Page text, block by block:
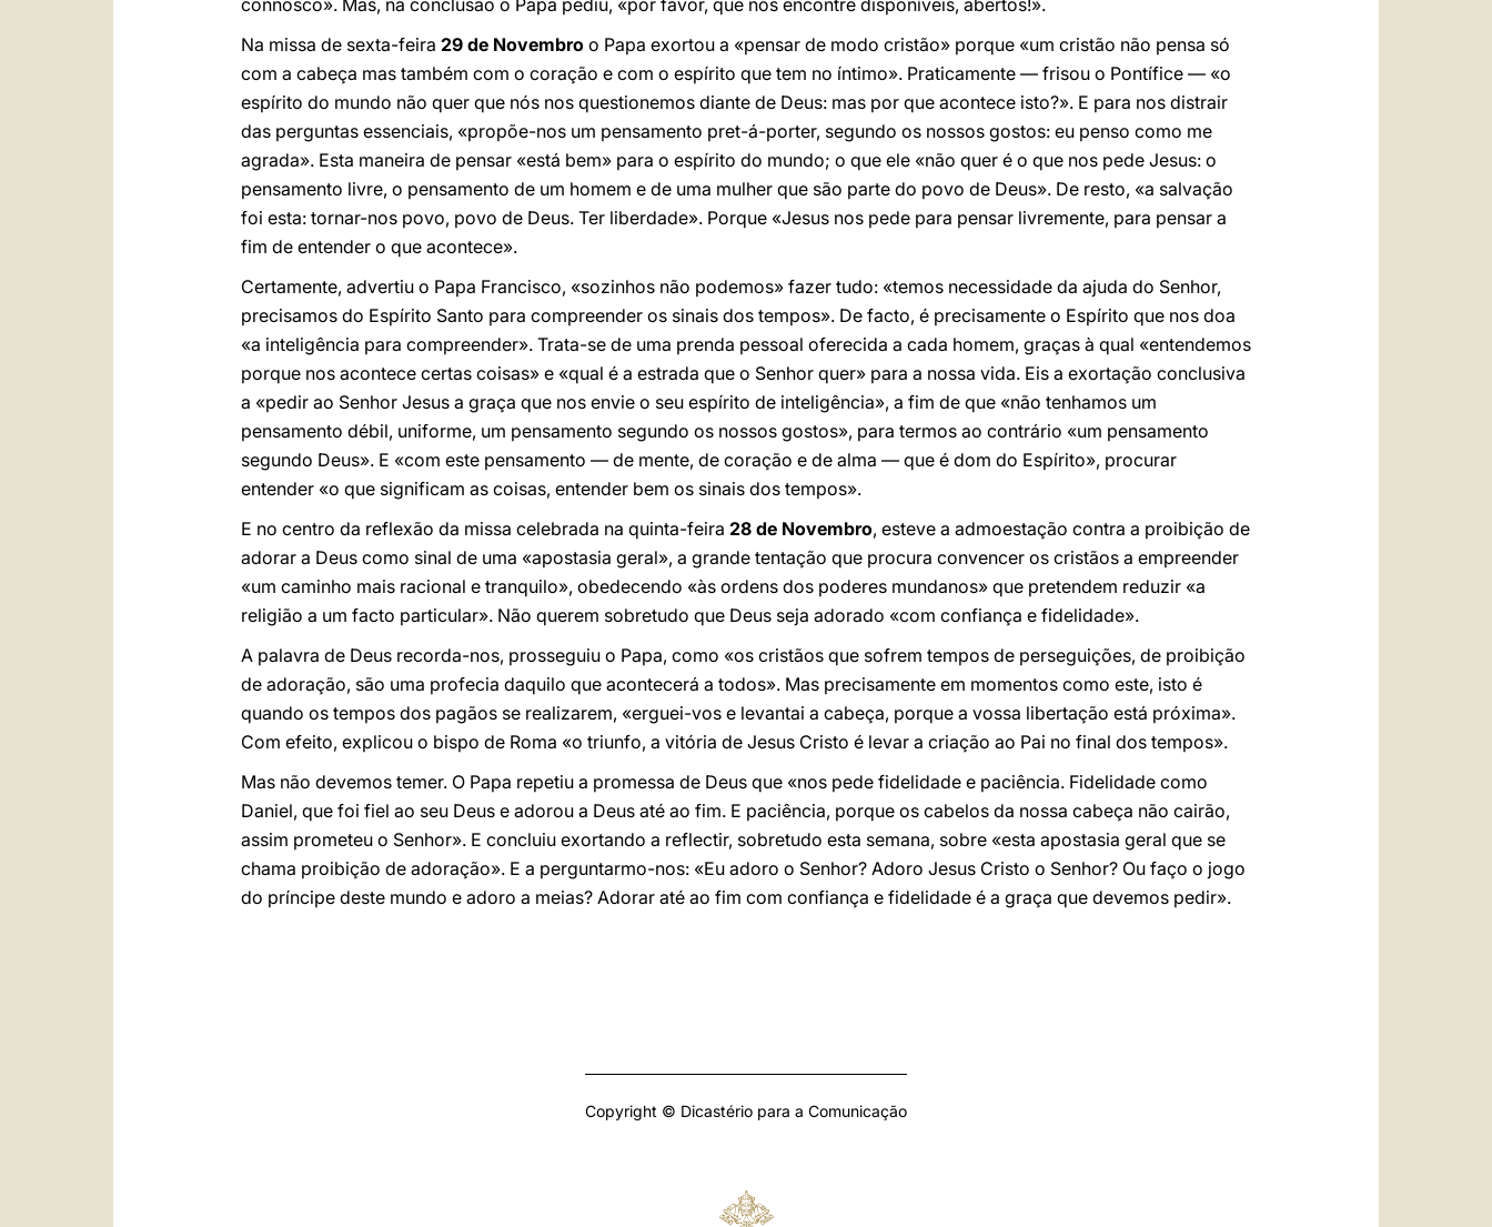
connosco». Mas, na conclusão o Papa pediu, «por favor, que nos encontre disponíveis, abertos!».
Na missa de sexta-feira 29 de Novembro o Papa exortou a «pensar de modo cristão» porque «um cristão não pensa só
com a cabeça mas também com o coração e com o espírito que tem no íntimo». Praticamente — frisou o Pontífice — «o
espírito do mundo não quer que nós nos questionemos diante de Deus: mas por que acontece isto?». E para nos distrair
das perguntas essenciais, «propõe-nos um pensamento pret-á-porter, segundo os nossos gostos: eu penso como me
agrada». Esta maneira de pensar «está bem» para o espírito do mundo; o que ele «não quer é o que nos pede Jesus: o
pensamento livre, o pensamento de um homem e de uma mulher que são parte do povo de Deus». De resto, «a salvação
foi esta: tornar-nos povo, povo de Deus. Ter liberdade». Porque «Jesus nos pede para pensar livremente, para pensar a
fim de entender o que acontece».
Certamente, advertiu o Papa Francisco, «sozinhos não podemos» fazer tudo: «temos necessidade da ajuda do Senhor,
precisamos do Espírito Santo para compreender os sinais dos tempos». De facto, é precisamente o Espírito que nos doa
«a inteligência para compreender». Trata-se de uma prenda pessoal oferecida a cada homem, graças à qual «entendemos
porque nos acontece certas coisas» e «qual é a estrada que o Senhor quer» para a nossa vida. Eis a exortação conclusiva
a «pedir ao Senhor Jesus a graça que nos envie o seu espírito de inteligência», a fim de que «não tenhamos um
pensamento débil, uniforme, um pensamento segundo os nossos gostos», para termos ao contrário «um pensamento
segundo Deus». E «com este pensamento — de mente, de coração e de alma — que é dom do Espírito», procurar
entender «o que significam as coisas, entender bem os sinais dos tempos».
E no centro da reflexão da missa celebrada na quinta-feira 28 de Novembro, esteve a admoestação contra a proibição de
adorar a Deus como sinal de uma «apostasia geral», a grande tentação que procura convencer os cristãos a empreender
«um caminho mais racional e tranquilo», obedecendo «às ordens dos poderes mundanos» que pretendem reduzir «a
religião a um facto particular». Não querem sobretudo que Deus seja adorado «com confiança e fidelidade».
A palavra de Deus recorda-nos, prosseguiu o Papa, como «os cristãos que sofrem tempos de perseguições, de proibição
de adoração, são uma profecia daquilo que acontecerá a todos». Mas precisamente em momentos como este, isto é
quando os tempos dos pagãos se realizarem, «erguei-vos e levantai a cabeça, porque a vossa libertação está próxima».
Com efeito, explicou o bispo de Roma «o triunfo, a vitória de Jesus Cristo é levar a criação ao Pai no final dos tempos».
Mas não devemos temer. O Papa repetiu a promessa de Deus que «nos pede fidelidade e paciência. Fidelidade como
Daniel, que foi fiel ao seu Deus e adorou a Deus até ao fim. E paciência, porque os cabelos da nossa cabeça não cairão,
assim prometeu o Senhor». E concluiu exortando a reflectir, sobretudo esta semana, sobre «esta apostasia geral que se
chama proibição de adoração». E a perguntarmo-nos: «Eu adoro o Senhor? Adoro Jesus Cristo o Senhor? Ou faço o jogo
do príncipe deste mundo e adoro a meias? Adorar até ao fim com confiança e fidelidade é a graça que devemos pedir».
Copyright © Dicastério para a Comunicação